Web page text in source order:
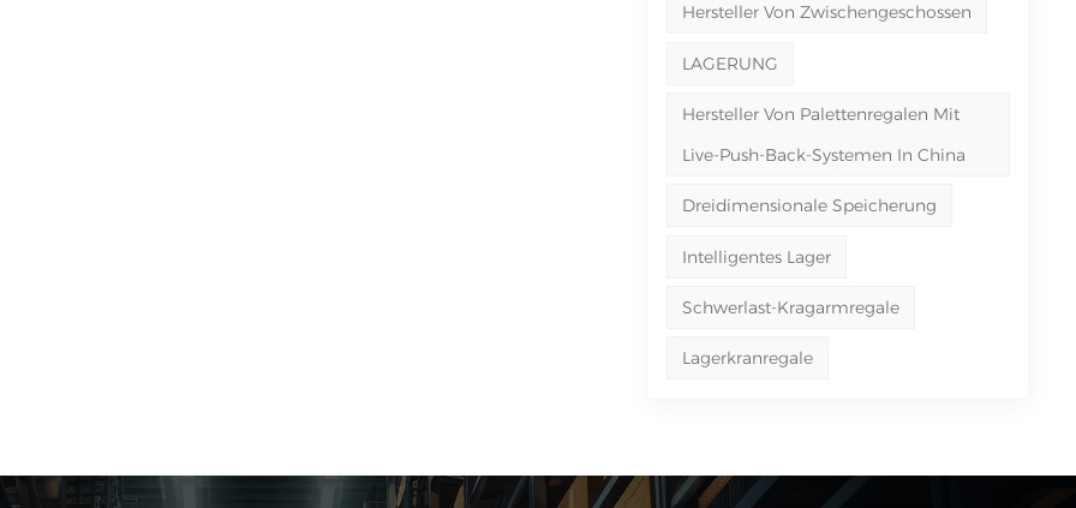
Hersteller Von Zwischengeschossen
LAGERUNG
Hersteller Von Palettenregalen Mit
Live-Push-Back-Systemen In China
Dreidimensionale Speicherung
Intelligentes Lager
Schwerlast-Kragarmregale
Lagerkranregale